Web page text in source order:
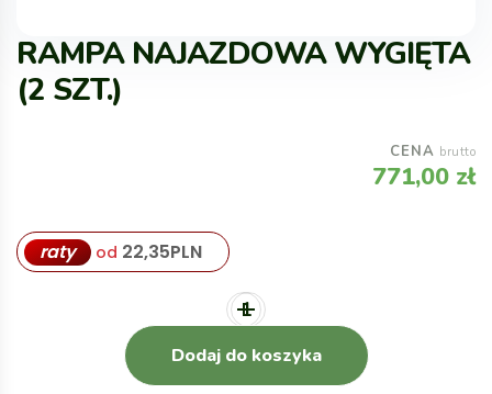
RAMPA NAJAZDOWA WYGIĘTA
(2 SZT.)
CENA brutto
771,00 zł
raty od 22,35PLN
Dodaj do koszyka